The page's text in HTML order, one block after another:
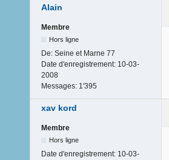
Alain
Membre
Hors ligne
De: Seine et Marne 77
Date d'enregistrement: 10-03-
2008
Messages: 1'395
xav kord
Membre
Hors ligne
Date d'enregistrement: 10-03-